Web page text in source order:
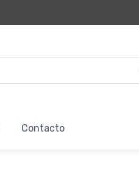
Contacto